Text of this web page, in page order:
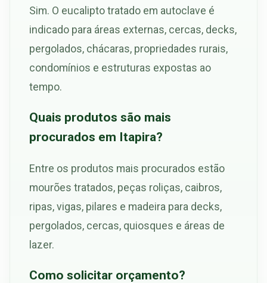
Sim. O eucalipto tratado em autoclave é
indicado para áreas externas, cercas, decks,
pergolados, chácaras, propriedades rurais,
condomínios e estruturas expostas ao
tempo.
Quais produtos são mais
procurados em Itapira?
Entre os produtos mais procurados estão
mourões tratados, peças roliças, caibros,
ripas, vigas, pilares e madeira para decks,
pergolados, cercas, quiosques e áreas de
lazer.
Como solicitar orçamento?